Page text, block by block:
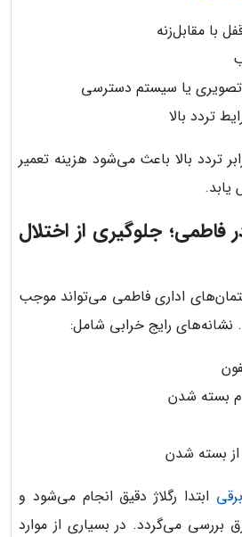
با مقابل‌زنه
تصویری یا سیستم دسترسی
تردد بالا
تردد بالا باعث می‌شود هزینه تعمیر
یابد.
فاطمی؛ جلوگیری از اختلال
اداری فاطمی می‌تواند موجب
رایج خرابی شامل:
بسته شدن
بسته شدن
ابتدا رگلاژ دقیق انجام می‌شود و
بررسی می‌گردد. در بسیاری از موارد